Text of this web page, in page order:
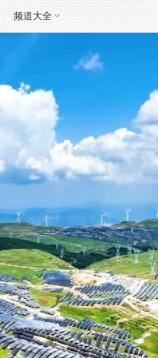
频道大全